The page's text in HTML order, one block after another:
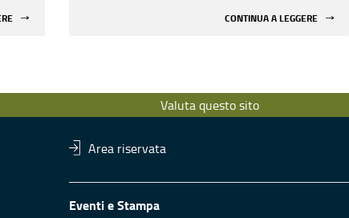
CONTINUA A LEGGERE
Valuta questo sito
Area riservata
Eventi e Stampa